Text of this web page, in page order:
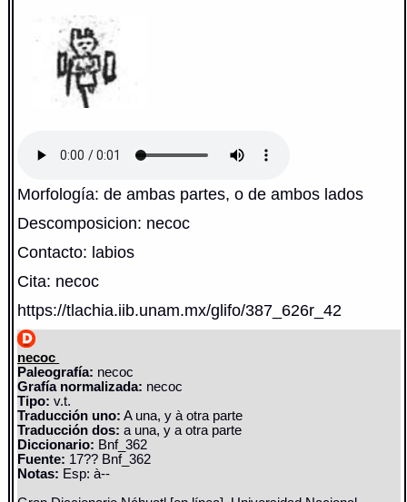
Morfología: de ambas partes, o de ambos lados
Descomposicion: necoc
Contacto: labios
Cita: necoc
https://tlachia.iib.unam.mx/glifo/387_626r_42
necoc
Paleografía: necoc
Grafía normalizada: necoc
Tipo: v.t.
Traducción uno: A una, y à otra parte
Traducción dos: a una, y a otra parte
Diccionario: Bnf_362
Fuente: 17?? Bnf_362
Notas: Esp: à--